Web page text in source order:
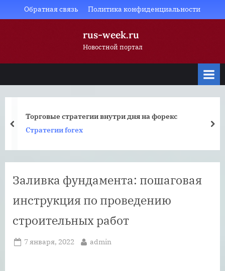
to
Обратная связь Политика конфиденциальности
rus-week.ru
Новостной портал
Торговые стратегии внутри дня на форекс
Стратегии forex
prev
Заливка фундамента: пошаговая
инструкция по проведению
строительных работ
Posted
7 января, 2022 By
admin